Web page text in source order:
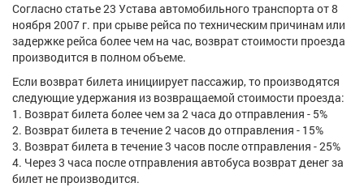
Согласно статье 23 Устава автомобильного транспорта от 8
ноября 2007 г. при срыве рейса по техническим причинам или
задержке рейса более чем на час, возврат стоимости проезда
производится в полном объеме.
Если возврат билета инициирует пассажир, то производятся
следующие удержания из возвращаемой стоимости проезда:
1. Возврат билета более чем за 2 часа до отправления - 5%
2. Возврат билета в течение 2 часов до отправления - 15%
3. Возврат билета в течение 3 часов после отправления - 25%
4. Через 3 часа после отправления автобуса возврат денег за
билет не производится.